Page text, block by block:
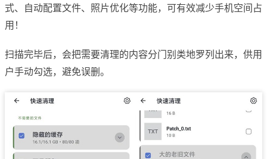
式、自动配置文件、照片优化等功能，可有效减少手机空间占
用！
扫描完毕后，会把需要清理的内容分门别类地罗列出来，供用
户手动勾选，避免误删。